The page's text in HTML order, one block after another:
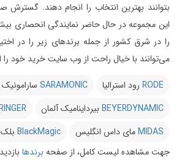
بتوانند بهترین انتخاب را انجام دهند. گسترش
را در شرق کشور از جمله برندهای زیر را در
می‌توانند با خیال راحت از وب سایت خرید خود را
RODE رود استرالیا SARAMONIC سارامونیک
BEYERDYNAMIC بیرداینامیک آلمان
MIDASمای داس انگلیس BlackMagic
جهت مشاهده لیست کامل، از صفحه برندها